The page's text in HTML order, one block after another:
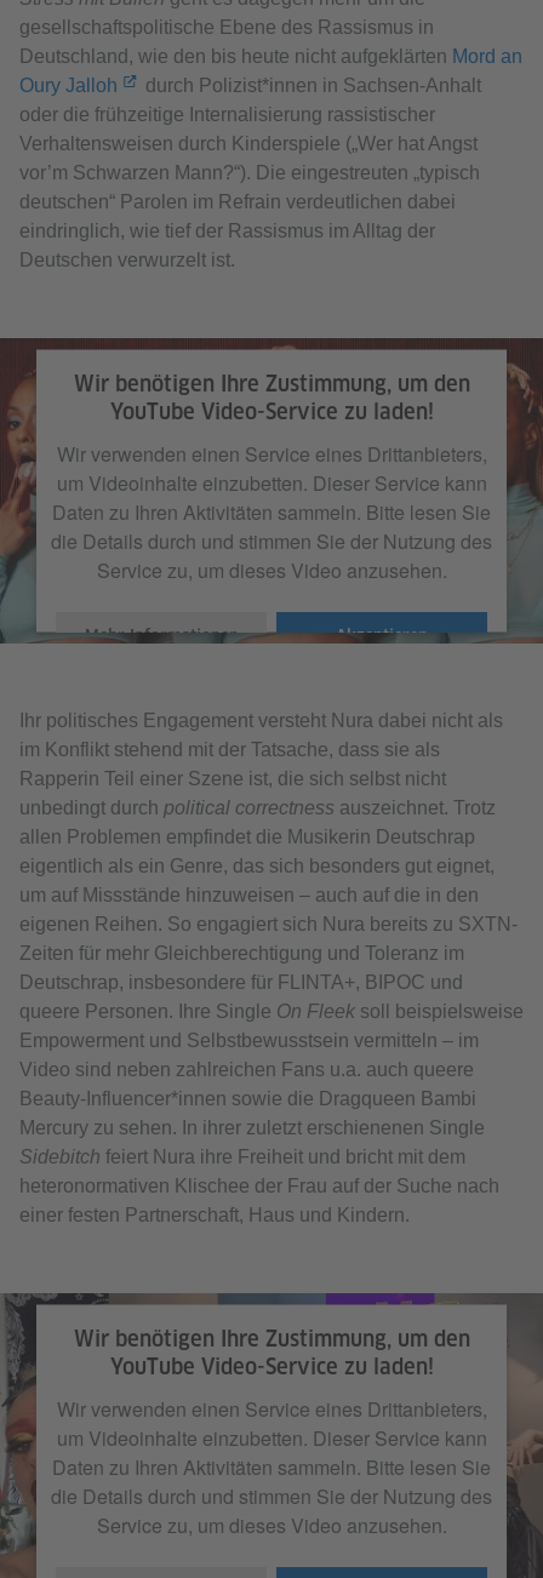
gesellschaftspolitische Ebene des Rassismus in
Deutschland, wie den bis heute nicht aufgeklärten Mord an
Oury Jalloh
durch Polizist*innen in Sachsen-Anhalt
oder die frühzeitige Internalisierung rassistischer
Verhaltensweisen durch Kinderspiele („Wer hat Angst
vor’m Schwarzen Mann?“). Die eingestreuten „typisch
deutschen“ Parolen im Refrain verdeutlichen dabei
eindringlich, wie tief der Rassismus im Alltag der
Deutschen verwurzelt ist.
Wir benötigen Ihre Zustimmung, um den
YouTube Video-Service zu laden!
Wir verwenden einen Service eines Drittanbieters,
um Videoinhalte einzubetten. Dieser Service kann
Daten zu Ihren Aktivitäten sammeln. Bitte lesen Sie
die Details durch und stimmen Sie der Nutzung des
Service zu, um dieses Video anzusehen.
Mehr Informationen Akzeptieren
Ihr politisches Engagement versteht Nura dabei nicht als
im Konflikt stehend mit der Tatsache, dass sie als
Rapperin Teil einer Szene ist, die sich selbst nicht
unbedingt durch political correctness auszeichnet. Trotz
allen Problemen empfindet die Musikerin Deutschrap
eigentlich als ein Genre, das sich besonders gut eignet,
um auf Missstände hinzuweisen – auch auf die in den
eigenen Reihen. So engagiert sich Nura bereits zu SXTN-
Zeiten für mehr Gleichberechtigung und Toleranz im
Deutschrap, insbesondere für FLINTA+, BIPOC und
queere Personen. Ihre Single On Fleek soll beispielsweise
Empowerment und Selbstbewusstsein vermitteln – im
Video sind neben zahlreichen Fans u.a. auch queere
Beauty-Influencer*innen sowie die Dragqueen Bambi
Mercury zu sehen. In ihrer zuletzt erschienenen Single
Sidebitch feiert Nura ihre Freiheit und bricht mit dem
heteronormativen Klischee der Frau auf der Suche nach
einer festen Partnerschaft, Haus und Kindern.
Wir benötigen Ihre Zustimmung, um den
YouTube Video-Service zu laden!
Wir verwenden einen Service eines Drittanbieters,
um Videoinhalte einzubetten. Dieser Service kann
Daten zu Ihren Aktivitäten sammeln. Bitte lesen Sie
die Details durch und stimmen Sie der Nutzung des
Service zu, um dieses Video anzusehen.